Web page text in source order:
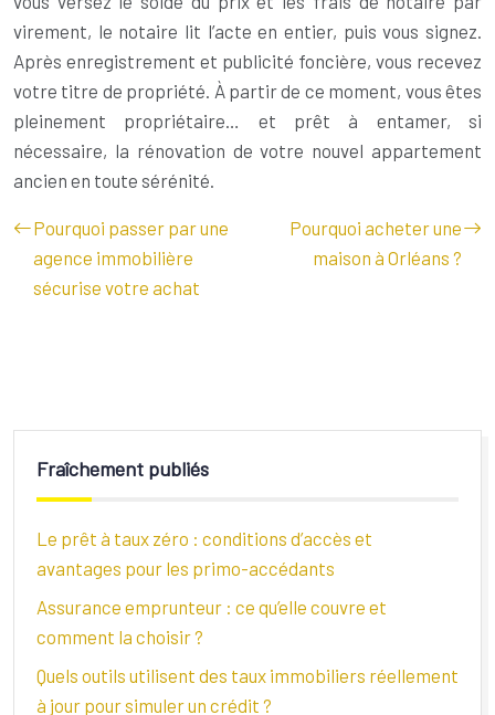
virement, le notaire lit l’acte en entier, puis vous signez.
Après enregistrement et publicité foncière, vous recevez
votre titre de propriété. À partir de ce moment, vous êtes
pleinement propriétaire… et prêt à entamer, si
nécessaire, la rénovation de votre nouvel appartement
ancien en toute sérénité.
Pourquoi passer par une
agence immobilière
sécurise votre achat
Pourquoi acheter une
maison à Orléans ?
Fraîchement publiés
Le prêt à taux zéro : conditions d’accès et
avantages pour les primo-accédants
Assurance emprunteur : ce qu’elle couvre et
comment la choisir ?
Quels outils utilisent des taux immobiliers réellement
à jour pour simuler un crédit ?